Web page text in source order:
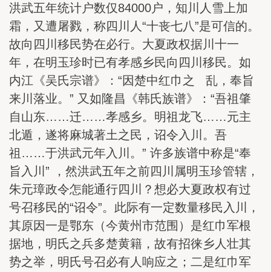
洪武五年统计户数仅84000户，知川人雪上加
霜，又遭屠戮，称四川人“十丧七八”是可信的。
故向四川移民势在必行。大夏政权据川十一
年，在明玉珍时已有孝感乡民向四川移民。如
内江《吴氏宗谱》：“因楚中红巾之 乱，奉旨
来川落业。” 又如隆昌《韩氏族谱》：“吾祖肇
自山东……迁……孝感乡。明祖龙飞……元主
北遁，遂将麻城著土之民，诏令入川。吾
祖……于洪武元年入川。” 许多族谱中称是“奉
旨入川” ，然洪武五年之前四川属明玉珍管辖，
朱元璋政令怎能通行四川？想必大夏政权有过
号召移民的“诏令”。此际有一定数量移民入川，
其原因一是鄂东（今黄州市范围）是红巾军根
据地，明氏之兵多楚黄籍，故有招徕乡人壮其
势之举，明氏号召必有人响应之；二是红巾军